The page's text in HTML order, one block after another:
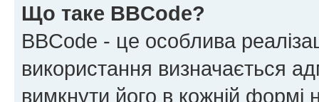
Що таке BBCode?
BBCode - це особлива
використання визначається
вимкнути його в кожній